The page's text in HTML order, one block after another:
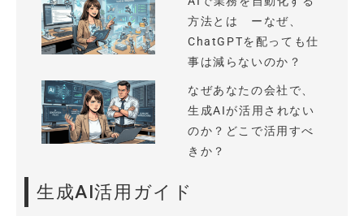
方法とは ーなぜ、
ChatGPTを配っても仕
事は減らないのか？
なぜあなたの会社で、
生成AIが活用されない
のか？どこで活用すべ
きか？
生成AI活用ガイド